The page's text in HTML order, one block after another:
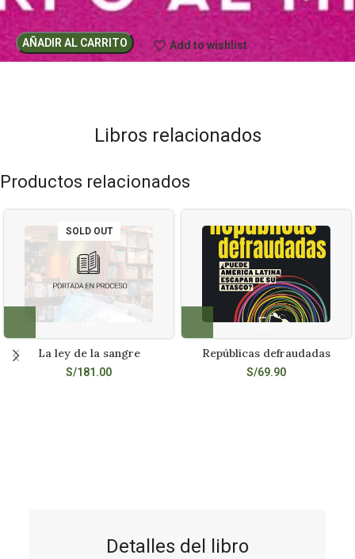
AÑADIR AL CARRITO Add to wishlist
Libros relacionados
Productos relacionados
SOLD OUT
La ley de la sangre
S/181.00
Repúblicas defraudadas
S/69.90
Detalles del libro